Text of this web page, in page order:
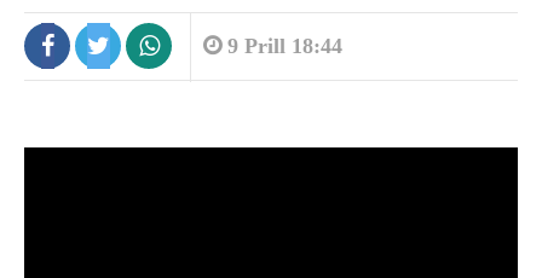
9 Prill 18:44